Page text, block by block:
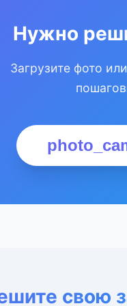
Нужно
Загрузите фото
свою